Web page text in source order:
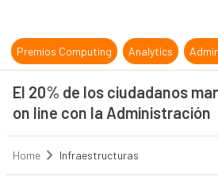
Premios Computing Analytics
El 20% de los ciudadanos
on line con la Administración
Home Infraestructuras